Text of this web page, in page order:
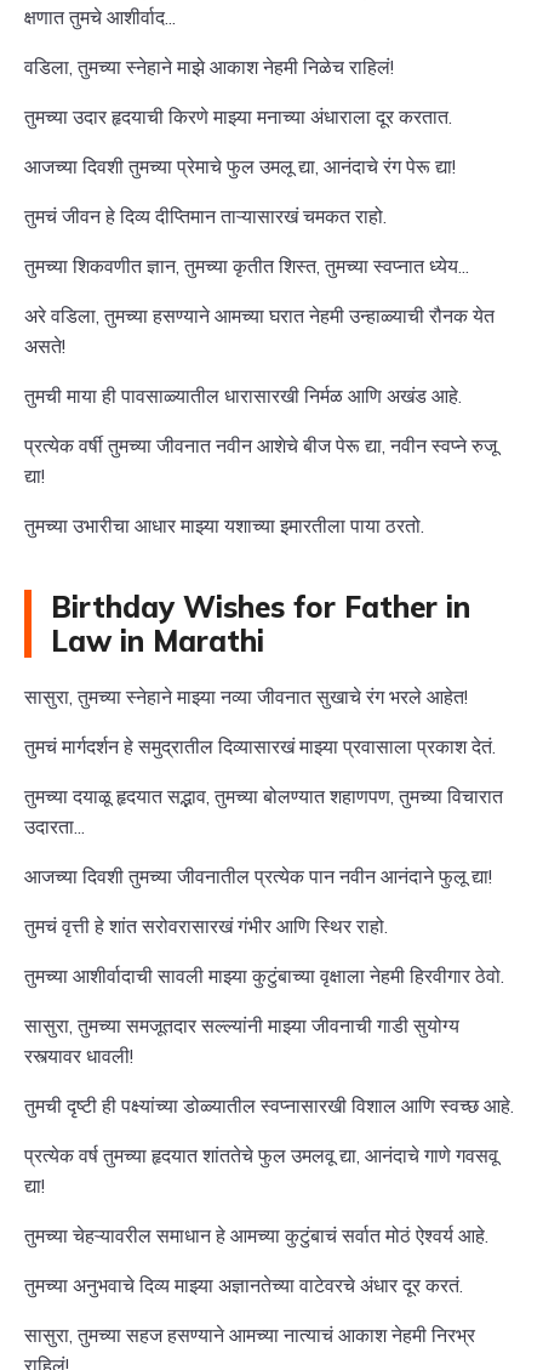
क्षणात तुमचे आशीर्वाद...
वडिला, तुमच्या स्नेहाने माझे आकाश नेहमी निळेच राहिलं!
तुमच्या उदार हृदयाची किरणे माझ्या मनाच्या अंधाराला दूर करतात.
आजच्या दिवशी तुमच्या प्रेमाचे फुल उमलू द्या, आनंदाचे रंग पेरू द्या!
तुमचं जीवन हे दिव्य दीप्तिमान ताऱ्यासारखं चमकत राहो.
तुमच्या शिकवणीत ज्ञान, तुमच्या कृतीत शिस्त, तुमच्या स्वप्नात ध्येय...
अरे वडिला, तुमच्या हसण्याने आमच्या घरात नेहमी उन्हाळ्याची रौनक येत
असते!
तुमची माया ही पावसाळ्यातील धारासारखी निर्मळ आणि अखंड आहे.
प्रत्येक वर्षी तुमच्या जीवनात नवीन आशेचे बीज पेरू द्या, नवीन स्वप्ने रुजू
द्या!
तुमच्या उभारीचा आधार माझ्या यशाच्या इमारतीला पाया ठरतो.
Birthday Wishes for Father in
Law in Marathi
सासुरा, तुमच्या स्नेहाने माझ्या नव्या जीवनात सुखाचे रंग भरले आहेत!
तुमचं मार्गदर्शन हे समुद्रातील दिव्यासारखं माझ्या प्रवासाला प्रकाश देतं.
तुमच्या दयाळू हृदयात सद्भाव, तुमच्या बोलण्यात शहाणपण, तुमच्या विचारात
उदारता...
आजच्या दिवशी तुमच्या जीवनातील प्रत्येक पान नवीन आनंदाने फुलू द्या!
तुमचं वृत्ती हे शांत सरोवरासारखं गंभीर आणि स्थिर राहो.
तुमच्या आशीर्वादाची सावली माझ्या कुटुंबाच्या वृक्षाला नेहमी हिरवीगार ठेवो.
सासुरा, तुमच्या समजूतदार सल्ल्यांनी माझ्या जीवनाची गाडी सुयोग्य
रस्त्यावर धावली!
तुमची दृष्टी ही पक्ष्यांच्या डोळ्यातील स्वप्नासारखी विशाल आणि स्वच्छ आहे.
प्रत्येक वर्ष तुमच्या हृदयात शांततेचे फुल उमलवू द्या, आनंदाचे गाणे गवसवू
द्या!
तुमच्या चेहऱ्यावरील समाधान हे आमच्या कुटुंबाचं सर्वात मोठं ऐश्वर्य आहे.
तुमच्या अनुभवाचे दिव्य माझ्या अज्ञानतेच्या वाटेवरचे अंधार दूर करतं.
सासुरा, तुमच्या सहज हसण्याने आमच्या नात्याचं आकाश नेहमी निरभ्र
राहिलं!